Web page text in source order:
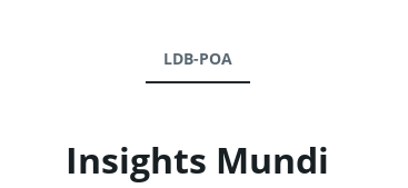
LDB-POA
Insights Mundi